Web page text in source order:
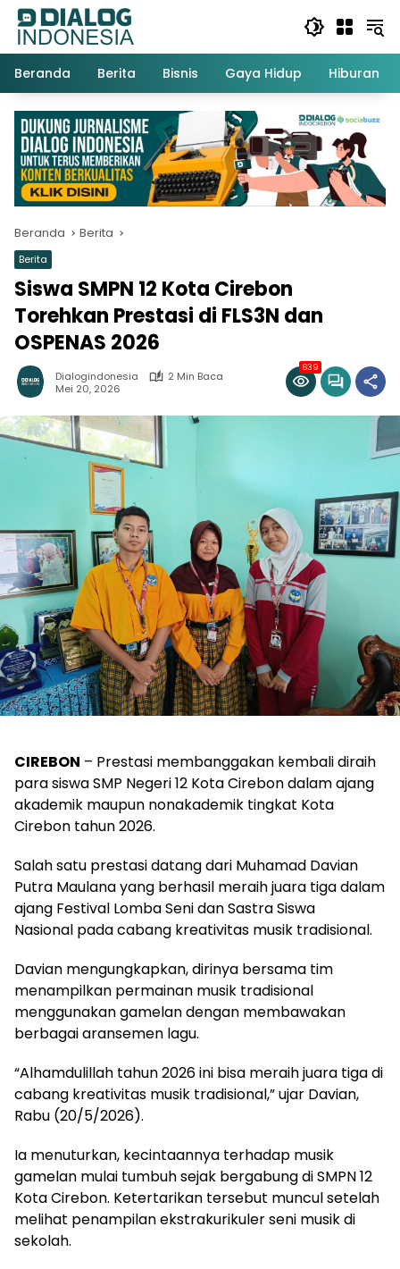
Langsung
konten
Beranda
Berita Bisnis Gaya Hidup Hiburan
Beranda Berita
Berita
Siswa SMPN 12 Kota Cirebon
Torehkan Prestasi di FLS3N dan
OSPENAS 2026
Dialogindonesia
2 Min Baca
Mei 20, 2026
639
CIREBON – Prestasi membanggakan kembali diraih
para siswa SMP Negeri 12 Kota Cirebon dalam ajang
akademik maupun nonakademik tingkat Kota
Cirebon tahun 2026.
Salah satu prestasi datang dari Muhamad Davian
Putra Maulana yang berhasil meraih juara tiga dalam
ajang Festival Lomba Seni dan Sastra Siswa
Nasional pada cabang kreativitas musik tradisional.
Davian mengungkapkan, dirinya bersama tim
menampilkan permainan musik tradisional
menggunakan gamelan dengan membawakan
berbagai aransemen lagu.
“Alhamdulillah tahun 2026 ini bisa meraih juara tiga di
cabang kreativitas musik tradisional,” ujar Davian,
Rabu (20/5/2026).
Ia menuturkan, kecintaannya terhadap musik
gamelan mulai tumbuh sejak bergabung di SMPN 12
Kota Cirebon. Ketertarikan tersebut muncul setelah
melihat penampilan ekstrakurikuler seni musik di
sekolah.